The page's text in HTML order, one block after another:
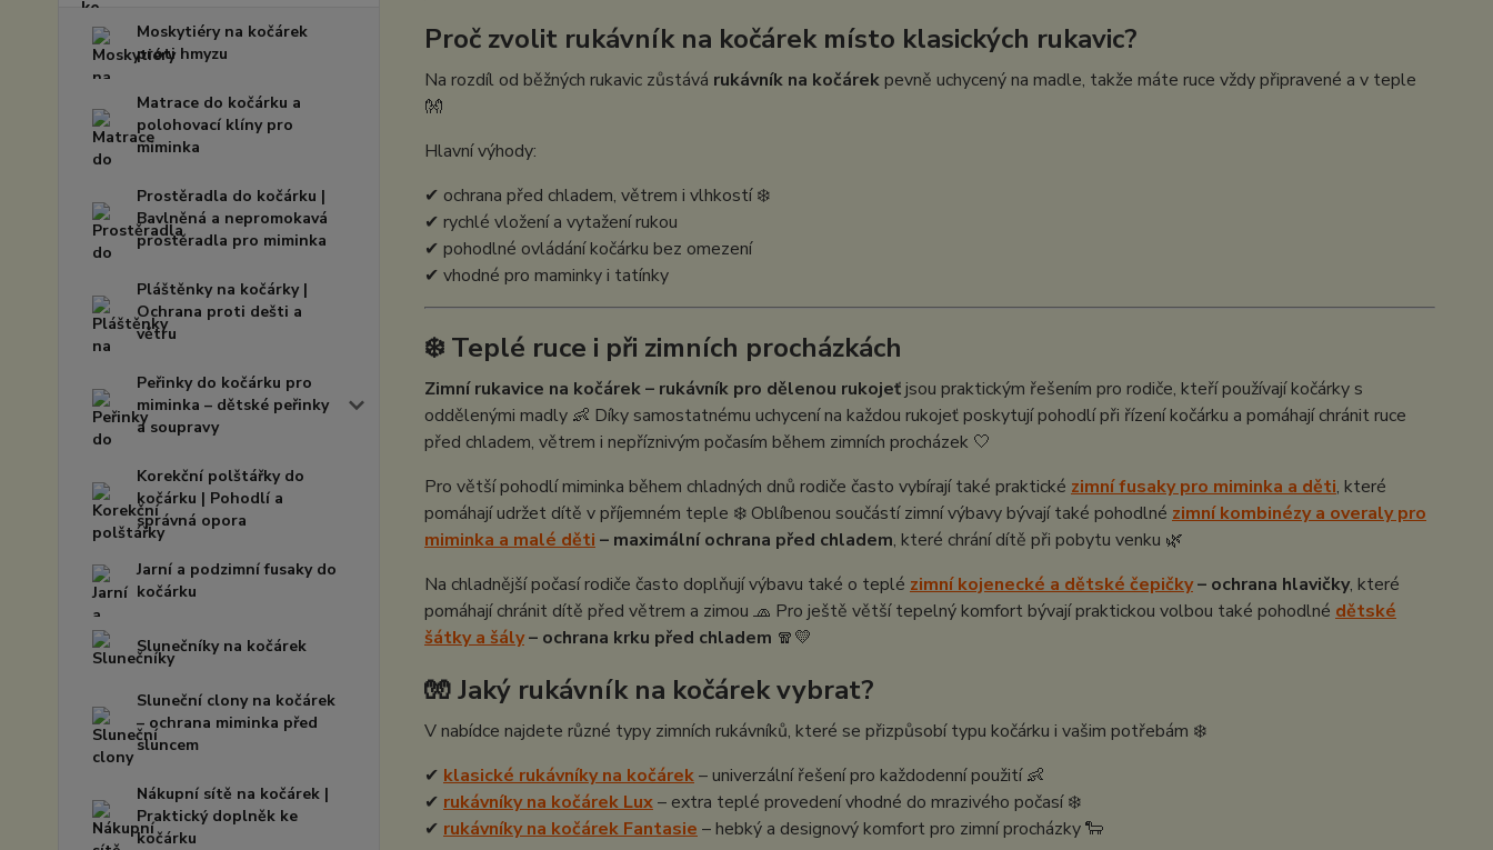
Moskytiéry na kočárek
proti hmyzu
Matrace do kočárku a
polohovací klíny pro
miminka
Prostěradla do kočárku |
Bavlněná a nepromokavá
prostěradla pro miminka
Pláštěnky na kočárky |
Ochrana proti dešti a
větru
Peřinky do kočárku pro
miminka – dětské peřinky
a soupravy
Korekční polštářky do
kočárku | Pohodlí a
správná opora
Jarní a podzimní fusaky do
kočárku
Slunečníky na kočárek
Sluneční clony na kočárek
– ochrana miminka před
sluncem
Nákupní sítě na kočárek |
Praktický doplněk ke
kočárku
Proč zvolit rukávník na kočárek místo klasických rukavic?
Na rozdíl od běžných rukavic zůstává rukávník na kočárekpevně uchycený na madle, takže máte ruce vždy připravené a v teple
👐
Hlavní výhody:
✔ ochrana před chladem, větrem i vlhkostí ❄️
✔ rychlé vložení a vytažení rukou
✔ pohodlné ovládání kočárku bez omezení
✔ vhodné pro maminky i tatínky
❄️ Teplé ruce i při zimních procházkách
Zimní rukavice na kočárek – rukávník pro dělenou rukojeťjsou praktickým řešením pro rodiče, kteří používají kočárky s
oddělenými madly 👶 Díky samostatnému uchycení na každou rukojeť poskytují pohodlí při řízení kočárku a pomáhají chránit ruce
před chladem, větrem i nepříznivým počasím během zimních procházek 🤍
Pro větší pohodlí miminka během chladných dnů rodiče často vybírají také praktické zimní fusaky pro miminka a děti, které
pomáhají udržet dítě v příjemném teple ❄️ Oblíbenou součástí zimní výbavy bývají také pohodlné zimní kombinézy a overaly pro
miminka a malé děti – maximální ochrana před chladem, které chrání dítě při pobytu venku 🌿
Na chladnější počasí rodiče často doplňují výbavu také o teplé zimní kojenecké a dětské čepičky– ochrana hlavičky, které
pomáhají chránit dítě před větrem a zimou 🧢 Pro ještě větší tepelný komfort bývají praktickou volbou také pohodlné dětské
šátky a šály– ochrana krku před chladem 🧣💛
🧤 Jaký rukávník na kočárek vybrat?
V nabídce najdete různé typy zimních rukávníků, které se přizpůsobí typu kočárku i vašim potřebám ❄️
✔ klasické rukávníky na kočárek– univerzální řešení pro každodenní použití 👶
✔ rukávníky na kočárek Lux– extra teplé provedení vhodné do mrazivého počasí ❄️
✔ rukávníky na kočárek Fantasie – hebký a designový komfort pro zimní procházky 🐑